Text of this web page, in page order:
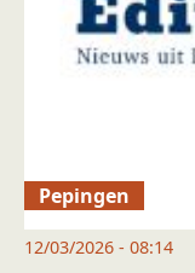
Pepingen
12/03/2026 - 08:14